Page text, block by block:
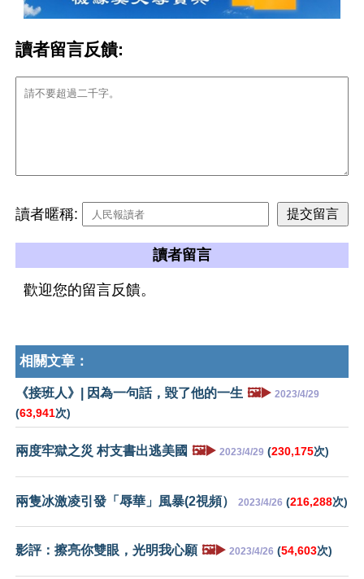
讀者留言反饋:
讀者暱稱:
讀者留言
歡迎您的留言反饋。
相關文章：
《接班人》| 因為一句話，毀了他的一生 🖼️▶️ 2023/4/29
(63,941次)
兩度牢獄之災 村支書出逃美國 🖼️▶️ 2023/4/29 (230,175次)
兩隻冰激凌引發「辱華」風暴(2視頻） 2023/4/26 (216,288次)
影評：擦亮你雙眼，光明我心願 🖼️▶️ 2023/4/26 (54,603次)